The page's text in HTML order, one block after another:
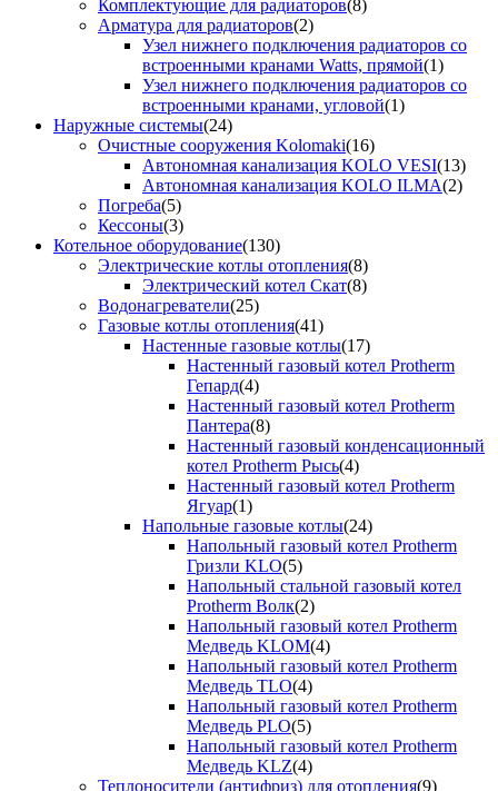
Комплектующие для радиаторов(8)
Арматура для радиаторов(2)
Узел нижнего подключения радиаторов со
встроенными кранами Watts, прямой(1)
Узел нижнего подключения радиаторов со
встроенными кранами, угловой(1)
Наружные системы(24)
Очистные сооружения Kolomaki(16)
Автономная канализация KOLO VESI(13)
Автономная канализация KOLO ILMA(2)
Погреба(5)
Кессоны(3)
Котельное оборудование(130)
Электрические котлы отопления(8)
Электрический котел Скат(8)
Водонагреватели(25)
Газовые котлы отопления(41)
Настенные газовые котлы(17)
Настенный газовый котел Protherm
Гепард(4)
Настенный газовый котел Protherm
Пантера(8)
Настенный газовый конденсационный
котел Protherm Рысь(4)
Настенный газовый котел Protherm
Ягуар(1)
Напольные газовые котлы(24)
Напольный газовый котел Protherm
Гризли KLO(5)
Напольный стальной газовый котел
Protherm Волк(2)
Напольный газовый котел Protherm
Медведь KLOM(4)
Напольный газовый котел Protherm
Медведь TLO(4)
Напольный газовый котел Protherm
Медведь PLO(5)
Напольный газовый котел Protherm
Медведь KLZ(4)
Теплоносители (антифриз) для отопления(9)